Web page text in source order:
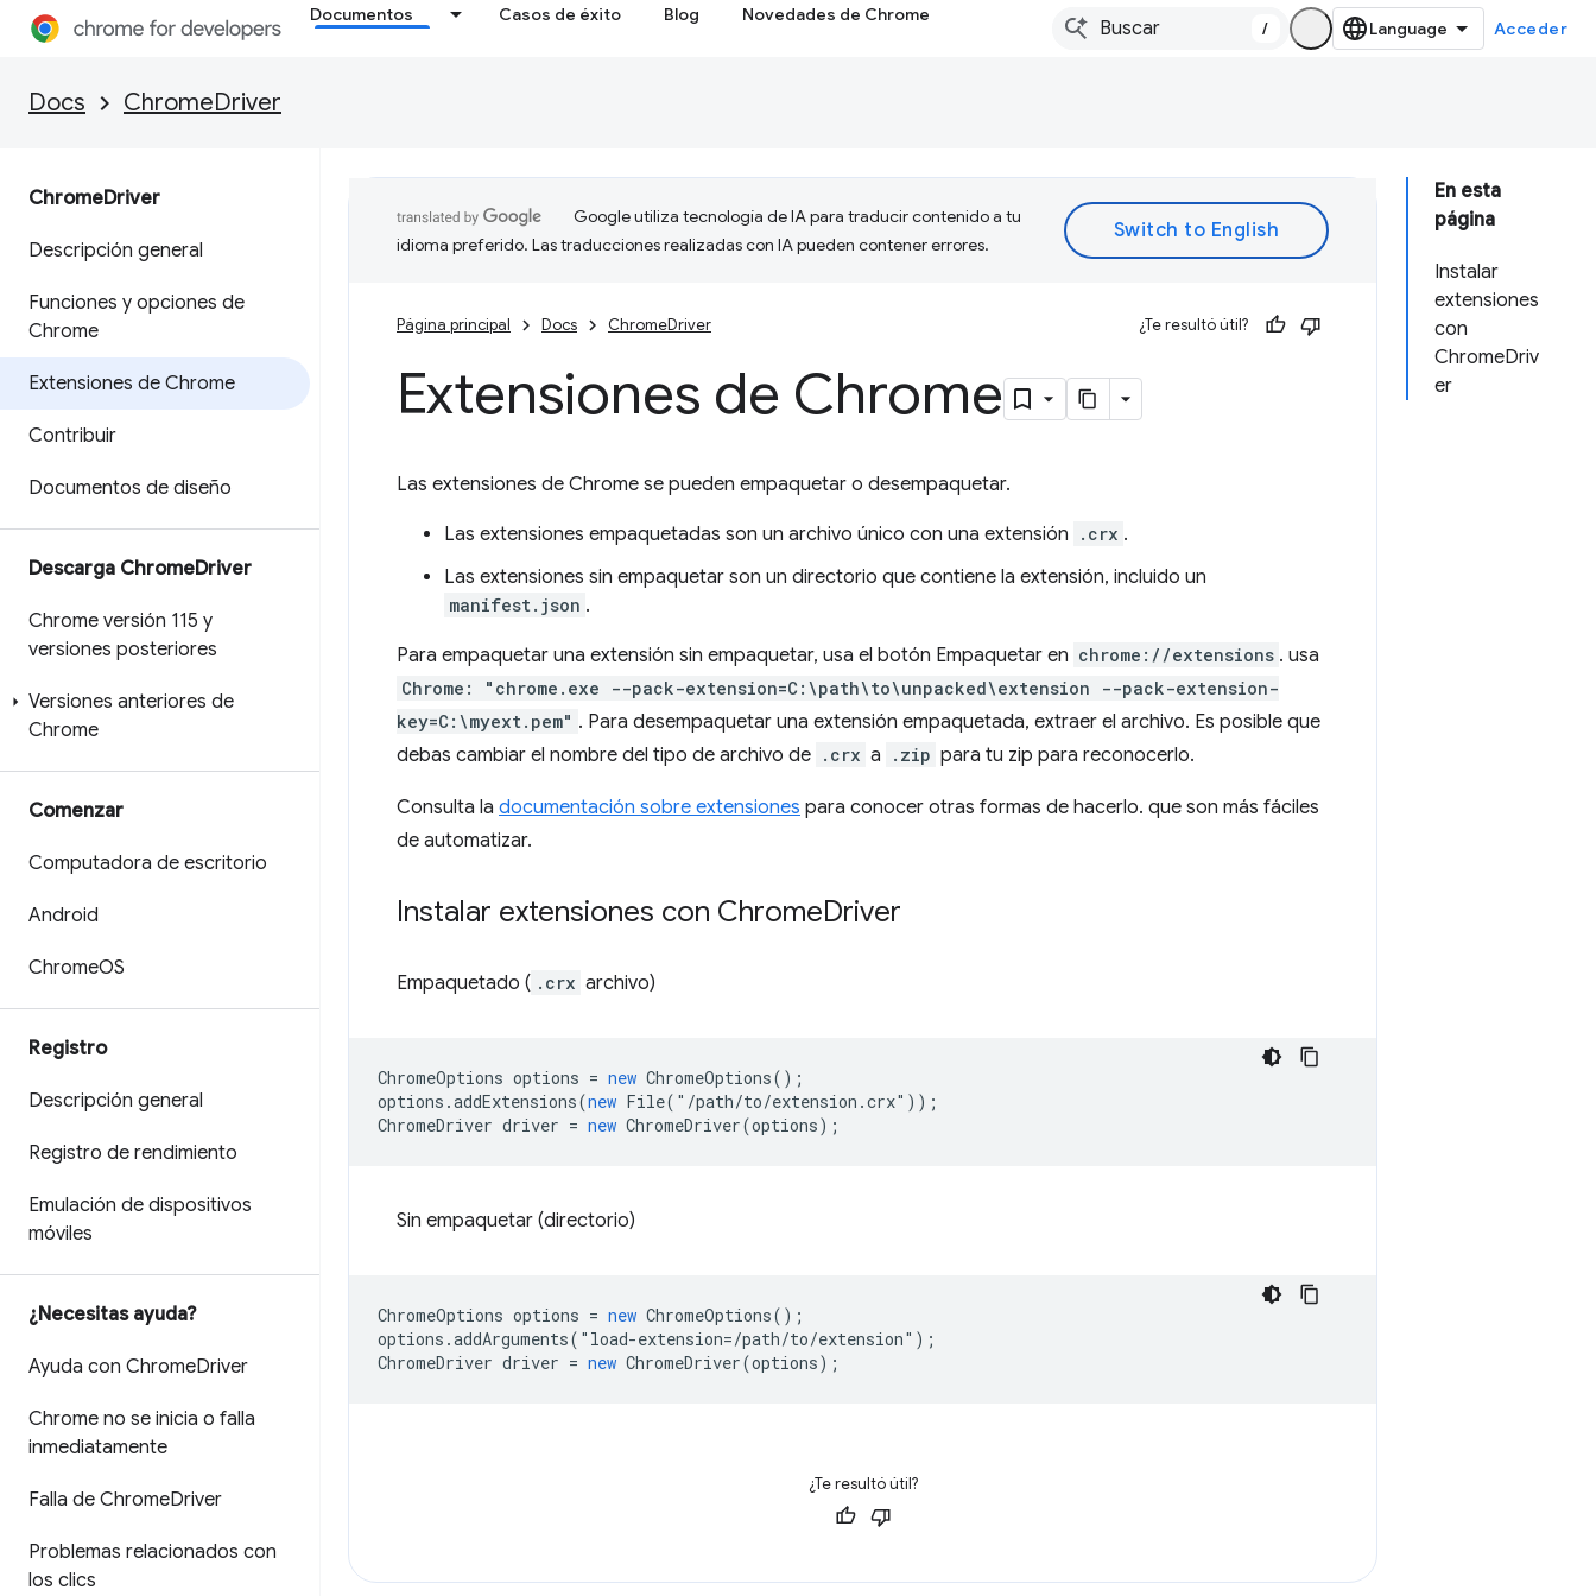
Documentos Casos de éxito Blog Novedades de Chrome
/ Acceder
Docs ChromeDriver
ChromeDriver
Descripción general
Funciones y opciones de
Chrome
Extensiones de Chrome
Contribuir
Documentos de diseño
Descarga ChromeDriver
Chrome versión 115 y
versiones posteriores
Versiones anteriores de
Chrome
Comenzar
Computadora de escritorio
Android
ChromeOS
Registro
Descripción general
Registro de rendimiento
Emulación de dispositivos
móviles
¿Necesitas ayuda?
Ayuda con ChromeDriver
Chrome no se inicia o falla
inmediatamente
Falla de ChromeDriver
Problemas relacionados con
los clics
En esta
página
Instalar
extensiones
con
ChromeDriv
er
Google utiliza tecnología de IA para traducir contenido a tu
idioma preferido. Las traducciones realizadas con IA pueden contener errores.
Página principal Docs ChromeDriver ¿Te resultó útil?
Extensiones de Chrome
Las extensiones de Chrome se pueden empaquetar o desempaquetar.
Las extensiones empaquetadas son un archivo único con una extensión .crx .
Las extensiones sin empaquetar son un directorio que contiene la extensión, incluido un
manifest.json .
Para empaquetar una extensión sin empaquetar, usa el botón Empaquetar en chrome://extensions . usa
Chrome: "chrome.exe --pack-extension=C:\path\to\unpacked\extension --pack-extension-
key=C:\myext.pem" . Para desempaquetar una extensión empaquetada, extraer el archivo. Es posible que
debas cambiar el nombre del tipo de archivo de .crx a .zip para tu zip para reconocerlo.
Consulta la documentación sobre extensiones para conocer otras formas de hacerlo. que son más fáciles
de automatizar.
Instalar extensiones con ChromeDriver
Empaquetado ( .crx archivo)
ChromeOptions options = new ChromeOptions();
options .addExtensions(new File( " /path/to/extension.crx"));
ChromeDriver driver = new ChromeDriver(options);
Sin empaquetar (directorio)
ChromeOptions options = new ChromeOptions();
options .addArguments( " load-extension=/path/to/extension");
ChromeDriver driver = new ChromeDriver(options);
¿Te resultó útil?